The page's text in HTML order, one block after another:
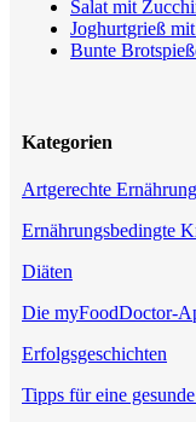
Salat mit
Joghurtgrieß
Bunte
Kategorien
Artgerechte Ernährung
Ernährungsbedingte
Diäten
Die myFoodDoctor-
Erfolgsgeschichten
Tipps für eine